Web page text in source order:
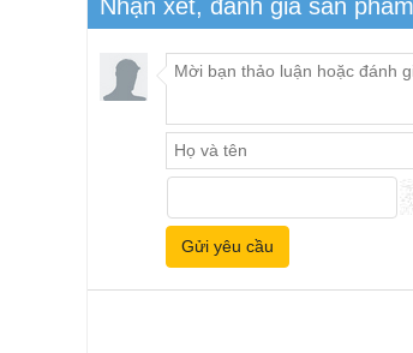
Nhận xét, đánh giá sản